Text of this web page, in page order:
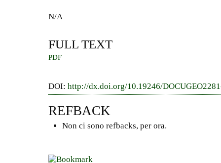
N/A
FULL TEXT
PDF
DOI: http://dx.doi.org/10.19246/
REFBACK
Non ci sono refbacks, per ora.